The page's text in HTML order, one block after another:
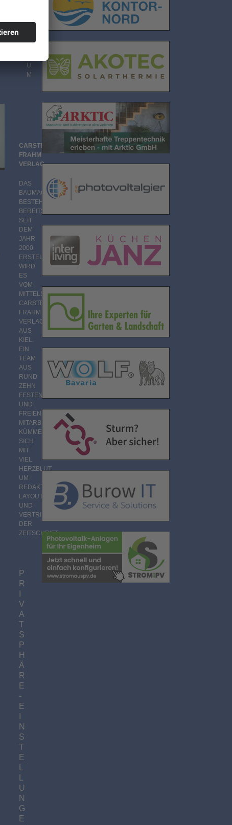
U
M
CARSTEN
FRAHM
VERLAG
DAS
BAUMAGAZIN
BESTEHT
BEREITS
SEIT
DEM
JAHR
2000.
ERSTELLT
WIRD
ES
VOM
MITTELSTÄNDISCHEN
CARSTEN
FRAHM
VERLAG
AUS
KIEL.
EIN
TEAM
AUS
RUND
ZEHN
FESTEN
UND
FREIEN
MITARBEITERN
KÜMMERT
SICH
MIT
VIEL
HERZBLUT
UM
REDAKTION,
LAYOUT
UND
VERTRIEB
DER
ZEITSCHRIFT.
P
R
V
A
T
S
P
H
Ä
R
E
-
E
N
S
T
E
U
N
G
E